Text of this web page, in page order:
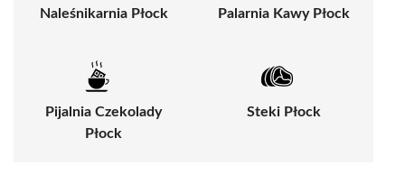
Naleśnikarnia Płock Palarnia Kawy Płock
Pijalnia Czekolady
Płock
Steki Płock